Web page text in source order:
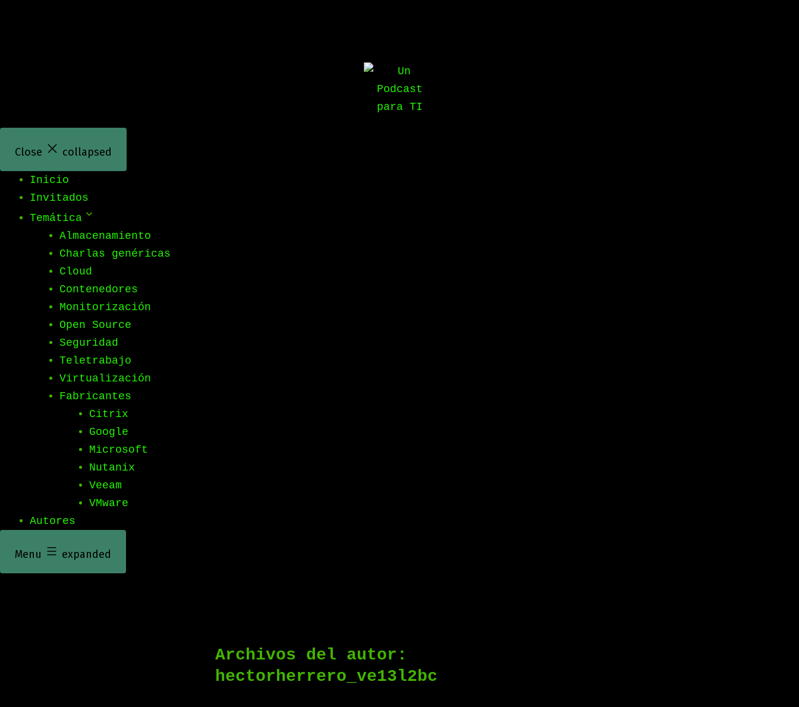
Close collapsed
Inicio
Invitados
Temática
Almacenamiento
Charlas genéricas
Cloud
Contenedores
Monitorización
Open Source
Seguridad
Teletrabajo
Virtualización
Fabricantes
Citrix
Google
Microsoft
Nutanix
Veeam
VMware
Autores
Menu expanded
Archivos del autor:
hectorherrero_ve13l2bc